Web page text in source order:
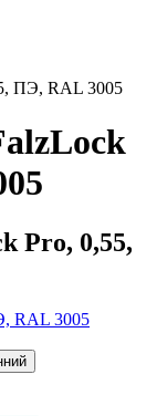
ПЭ, RAL 3005
Pro, 0,55,